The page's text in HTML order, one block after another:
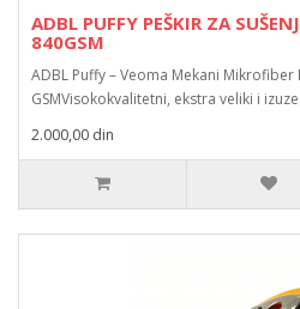
ADBL PUFFY PEŠKIR ZA
840GSM
ADBL Puffy – Veoma Mekani Mikrofiber
GSMVisokokvalitetni, ekstra veliki i
2.000,00 din